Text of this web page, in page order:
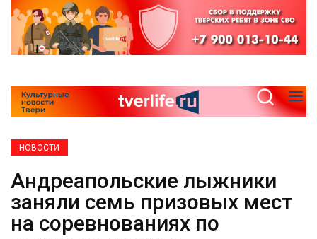
НОВОСТИ
Андреапольские лыжники
заняли семь призовых мест
на соревнованиях по